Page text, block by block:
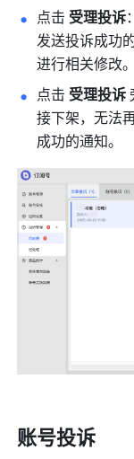
点击 受理投诉
发送投诉成功
进行相关修改。
点击 受理投诉
接下架，无法
成功的通知。
账号投诉